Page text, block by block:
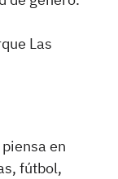
Las
en
fútbol,